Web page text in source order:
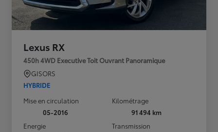
Lexus RX
450h 4WD Executive Toit Ouvrant Panoramique
GISORS
HYBRIDE
Mise en circulation
05-2016
Kilométrage
91 494 km
Energie
Transmission